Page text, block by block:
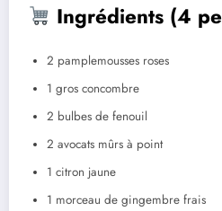
Ingrédients (4
2 pamplemousses roses
1 gros concombre
2 bulbes de fenouil
2 avocats mûrs à point
1 citron jaune
1 morceau de gingembre frais